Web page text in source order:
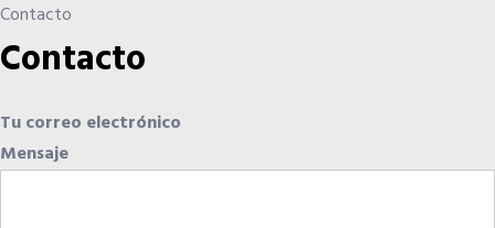
Contacto
Contacto
Tu correo electrónico
Mensaje